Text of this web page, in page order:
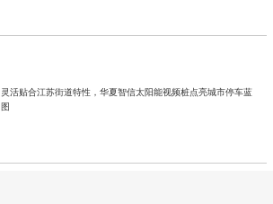
灵活贴合江苏街道特性，华夏智信太阳能视频桩点亮城市停车蓝
图